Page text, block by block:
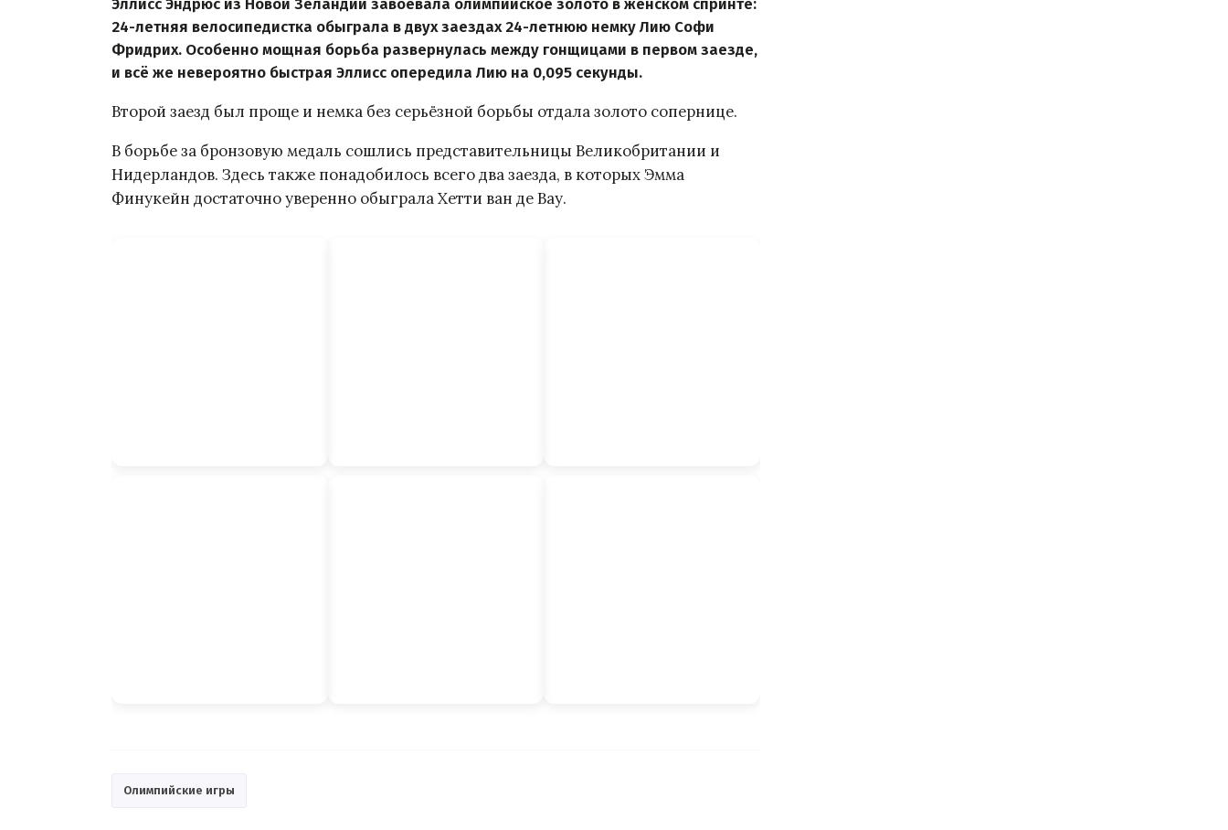
Эллисс Эндрюс из Новой Зеландии завоевала олимпийское золото в женском спринте:
24-летняя велосипедистка обыграла в двух заездах 24-летнюю немку Лию Софи
Фридрих. Особенно мощная борьба развернулась между гонщицами в первом заезде,
и всё же невероятно быстрая Эллисс опередила Лию на 0,095 секунды.
Второй заезд был проще и немка без серьёзной борьбы отдала золото сопернице.
В борьбе за бронзовую медаль сошлись представительницы Великобритании и
Нидерландов. Здесь также понадобилось всего два заезда, в которых Эмма
Финукейн достаточно уверенно обыграла Хетти ван де Вау.
Олимпийские игры